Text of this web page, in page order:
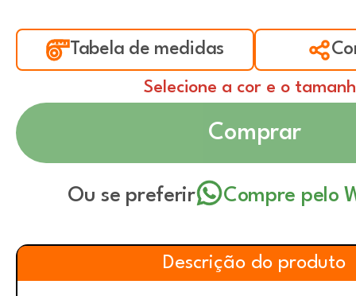
Tabela de medidas
Selecione a cor e o
Comprar
Ou se preferir Compre pelo
Descrição do produto